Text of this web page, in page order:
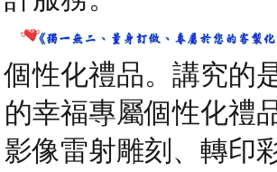
個性化禮品。講究的
的幸福專屬個性化
影像雷射雕刻、轉印